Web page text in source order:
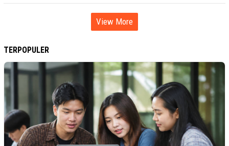
View More
TERPOPULER